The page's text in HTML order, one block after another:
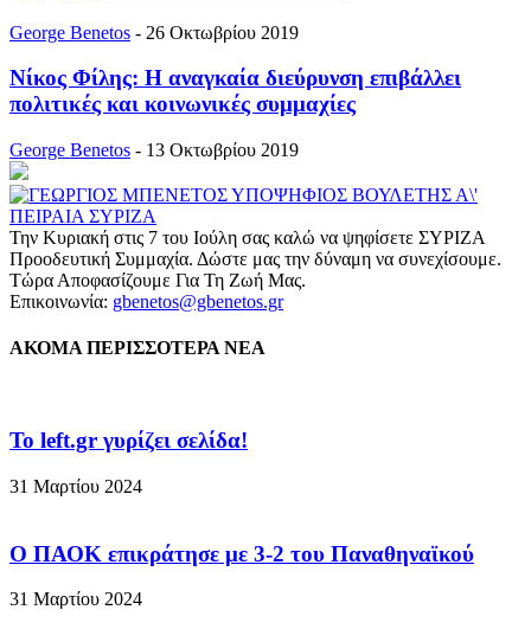
George Benetos - 26 Οκτωβρίου 2019
Νίκος Φίλης: Η αναγκαία διεύρυνση επιβάλλει
πολιτικές και κοινωνικές συμμαχίες
George Benetos - 13 Οκτωβρίου 2019
Την Κυριακή στις 7 του Ιούλη σας καλώ να ψηφίσετε ΣΥΡΙΖΑ
Προοδευτική Συμμαχία. Δώστε μας την δύναμη να συνεχίσουμε.
Τώρα Αποφασίζουμε Για Τη Ζωή Μας.
Επικοινωνία: gbenetos@gbenetos.gr
ΑΚΟΜΑ ΠΕΡΙΣΣΟΤΕΡΑ ΝΕΑ
To left.gr γυρίζει σελίδα!
31 Μαρτίου 2024
Ο ΠΑΟΚ επικράτησε με 3-2 του Παναθηναϊκού
31 Μαρτίου 2024